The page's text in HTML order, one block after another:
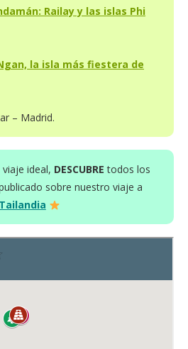
Railay y las islas Phi
la isla más fiestera de
– Madrid.
ideal, DESCUBREtodos los
sobre nuestro viaje a
Tailandia